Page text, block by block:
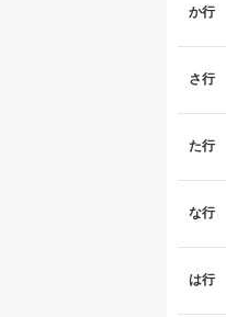
か行
さ行
た行
な行
は行